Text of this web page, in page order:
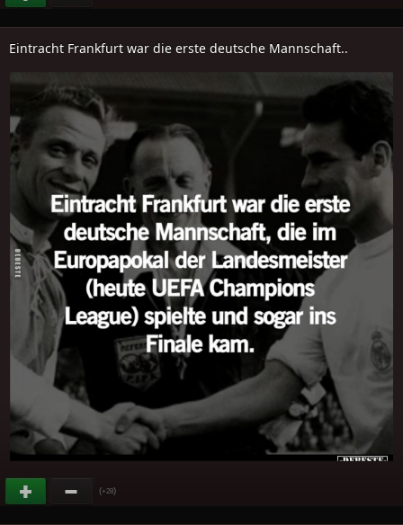
Eintracht Frankfurt war die erste deutsche Mannschaft..
(+28)